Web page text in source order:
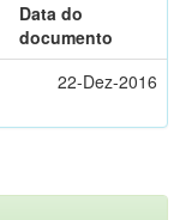
Data do
documento
22-Dez-2016